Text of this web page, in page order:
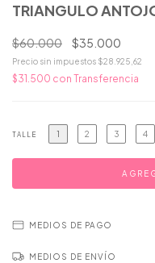
TRIANGULO
$60.000 $35.000
Precio sin impuestos $28.925,62
$31.500 con Transferencia
TALLE 1 2 3 4
MEDIOS DE PAGO
MEDIOS DE ENVÍO